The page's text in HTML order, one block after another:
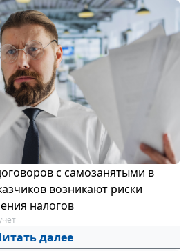
с самозанятыми в
возникают риски
налогов
далее